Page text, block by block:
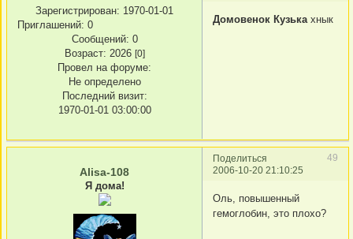
Зарегистрирован: 1970-01-01
Приглашений: 0
Сообщений: 0
Возраст: 2026 [0]
Провел на форуме:
Не определено
Последний визит:
1970-01-01 03:00:00
Домовенок Кузька хнык
Поделиться
49
2006-10-20 21:10:25
Alisa-108
Я дома!
Оль, повышенный
гемоглобин, это плохо?